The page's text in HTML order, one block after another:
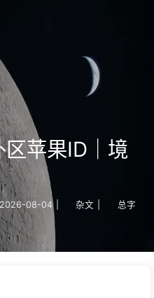
苹果ID｜境
08-04 杂文
总字